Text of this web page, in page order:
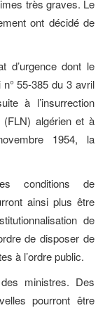
très graves. Le
ont décidé de
d’urgence dont le
55-385 du 3 avril
à l’insurrection
(FLN) algérien et à
1954, la
conditions de
ainsi plus être
de
de disposer de
à l’ordre public.
ministres. Des
pourront être